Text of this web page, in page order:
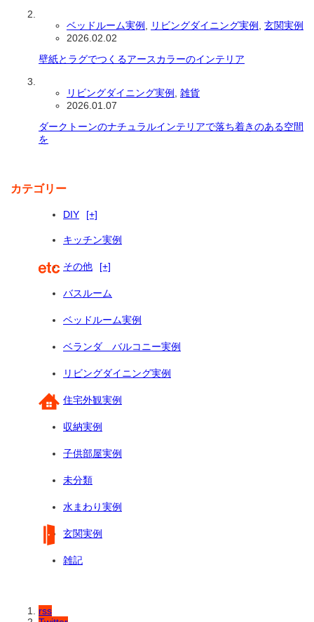
ベッドルーム実例 リビングダイニング実例
玄関実例
2026.02.02
壁紙とラグでつくるアースカラーのインテリア
リビングダイニング実例
雑貨
2026.01.07
ダークトーンのナチュラルインテリアで落ち着きのある空間
を
カテゴリー
DIY [+]
キッチン実例
その他 [+]
バスルーム
ベッドルーム実例
ベランダ バルコニー実例
リビングダイニング実例
住宅外観実例
収納実例
子供部屋実例
未分類
水まわり実例
玄関実例
雑記
rss